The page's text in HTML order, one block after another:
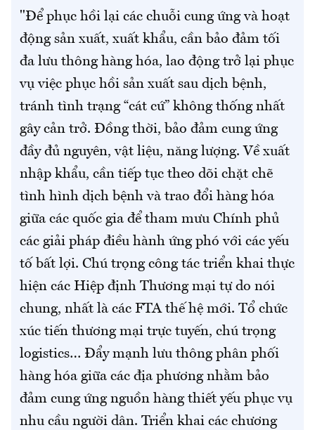
"Để phục hồi lại các chuỗi cung ứng và hoạt
động sản xuất, xuất khẩu, cần bảo đảm tối
đa lưu thông hàng hóa, lao động trở lại phục
vụ việc phục hồi sản xuất sau dịch bệnh,
tránh tình trạng “cát cứ” không thống nhất
gây cản trở. Đồng thời, bảo đảm cung ứng
đầy đủ nguyên, vật liệu, năng lượng. Về xuất
nhập khẩu, cần tiếp tục theo dõi chặt chẽ
tình hình dịch bệnh và trao đổi hàng hóa
giữa các quốc gia để tham mưu Chính phủ
các giải pháp điều hành ứng phó với các yếu
tố bất lợi. Chú trọng công tác triển khai thực
hiện các Hiệp định Thương mại tự do nói
chung, nhất là các FTA thế hệ mới. Tổ chức
xúc tiến thương mại trực tuyến, chú trọng
logistics… Đẩy mạnh lưu thông phân phối
hàng hóa giữa các địa phương nhằm bảo
đảm cung ứng nguồn hàng thiết yếu phục vụ
nhu cầu người dân. Triển khai các chương